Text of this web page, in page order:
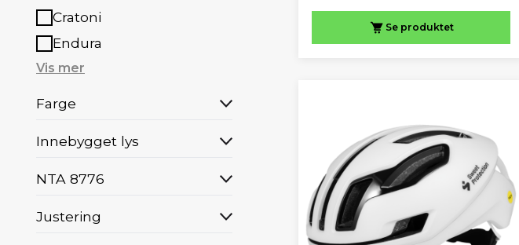
Cratoni
Endura
Vis mer
Farge
Innebygget lys
NTA 8776
Justering
Se produktet